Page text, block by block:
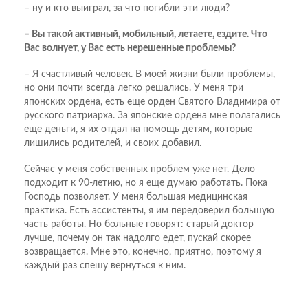
– ну и кто выиграл, за что погибли эти люди?
– Вы такой активный, мобильный, летаете, ездите. Что
Вас волнует, у Вас есть нерешенные проблемы?
– Я счастливый человек. В моей жизни были проблемы,
но они почти всегда легко решались. У меня три
японских ордена, есть еще орден Святого Владимира от
русского патриарха. За японские ордена мне полагались
еще деньги, я их отдал на помощь детям, которые
лишились родителей, и своих добавил.
Сейчас у меня собственных проблем уже нет. Дело
подходит к 90-летию, но я еще думаю работать. Пока
Господь позволяет. У меня большая медицинская
практика. Есть ассистенты, я им передоверил большую
часть работы. Но больные говорят: старый доктор
лучше, почему он так надолго едет, пускай скорее
возвращается. Мне это, конечно, приятно, поэтому я
каждый раз спешу вернуться к ним.